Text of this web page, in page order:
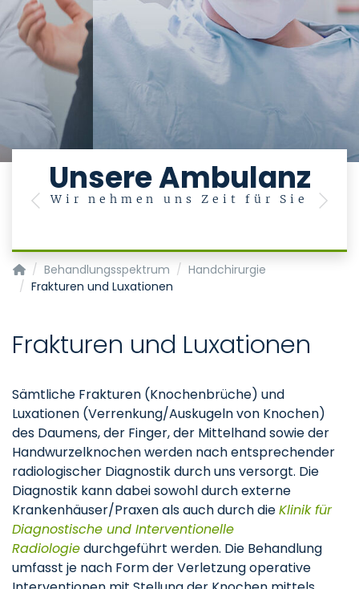
Unsere Ambulanz
Wir nehmen uns Zeit für Sie
Previous Next
Klinik für Plastische Chirurgie, Hand- und
Behandlungsspektrum
Handchirurgie
Frakturen und Luxationen
Frakturen und Luxationen
Sämtliche Frakturen (Knochenbrüche) und
Luxationen (Verrenkung/Auskugeln von Knochen)
des Daumens, der Finger, der Mittelhand sowie der
Handwurzelknochen werden nach entsprechender
radiologischer Diagnostik durch uns versorgt. Die
Diagnostik kann dabei sowohl durch externe
Krankenhäuser/Praxen als auch durch dieKlinik für
Diagnostische und Interventionelle
Radiologiedurchgeführt werden. Die Behandlung
umfasst je nach Form der Verletzung operative